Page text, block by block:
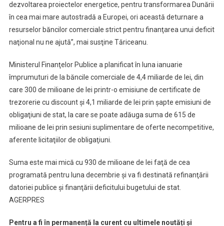
dezvoltarea proiectelor energetice, pentru transformarea Dunării
în cea mai mare autostradă a Europei, ori această deturnare a
resurselor băncilor comerciale strict pentru finanţarea unui deficit
naţional nu ne ajută”, mai susţine Tăriceanu.
Ministerul Finanţelor Publice a planificat în luna ianuarie
împrumuturi de la băncile comerciale de 4,4 miliarde de lei, din
care 300 de milioane de lei printr-o emisiune de certificate de
trezorerie cu discount şi 4,1 miliarde de lei prin şapte emisiuni de
obligaţiuni de stat, la care se poate adăuga suma de 615 de
milioane de lei prin sesiuni suplimentare de oferte necompetitive,
aferente licitaţiilor de obligaţiuni.
Suma este mai mică cu 930 de milioane de lei faţă de cea
programată pentru luna decembrie şi va fi destinată refinanţării
datoriei publice şi finanţării deficitului bugetului de stat.
AGERPRES
Pentru a fi în permanență la curent cu ultimele noutăți și